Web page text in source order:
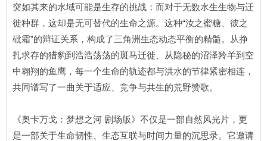
突如其来的水域可能是生存的挑战；而对于无数水生生物与迁
徙种群，这却是无可替代的生命之源。这种“汝之蜜糖、彼之
砒霜”的辩证关系，构成了三角洲生态动态平衡的精髓。从挣
扎求存的猎豹到浩浩荡荡的斑马迁徙、从隐秘的沼泽羚羊到空
中翱翔的鱼鹰，每一个生命的轨迹都与洪水的节律紧密相连，
共同谱写了一曲关于适应、竞争与共生的荒野赞歌。
《奥卡万戈：梦想之河 剧场版》不仅是一部自然风光片，更
是一部关于生命韧性、生态互联与时间力量的沉思录。它邀请